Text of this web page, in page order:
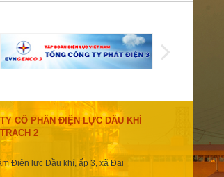
CỔ PHẦN ĐIỆN LỰC DẦU KHÍ
2
Điện lực Dầu khí, ấp 3, xã Đại